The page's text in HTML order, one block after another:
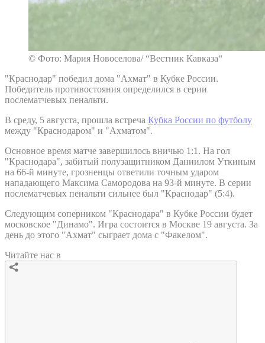
© Фото: Мария Новоселова/ “Вестник Кавказа“
"Краснодар" победил дома "Ахмат" в Кубке России.
Победитель противостояния определился в серии
послематчевых пенальти.
В среду, 5 августа, прошла встреча Кубка России по футболу
между "Краснодаром" и "Ахматом".
Основное время матче завершилось вничью 1:1. На гол
"Краснодара", забитый полузащитником Даниилом Уткиным
на 66-й минуте, грозненцы ответили точным ударом
нападающего Максима Самородова на 93-й минуте. В серии
послематчевых пенальти сильнее был "Краснодар" (5:4).
Следующим соперником "Краснодара" в Кубке России будет
московское "Динамо". Игра состоится в Москве 19 августа. За
день до этого "Ахмат" сыграет дома с "Факелом".
Читайте нас в